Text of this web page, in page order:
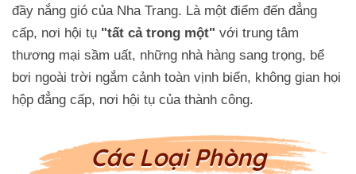
đầy nắng gió của Nha Trang. Là một điểm đến đẳng
cấp, nơi hội tụ "tất cả trong một" với trung tâm
thương mại sầm uất, những nhà hàng sang trọng, bể
bơi ngoài trời ngắm cảnh toàn vịnh biển, không gian họi
hộp đẳng cấp, nơi hội tụ của thành công.
Các Loại Phòng